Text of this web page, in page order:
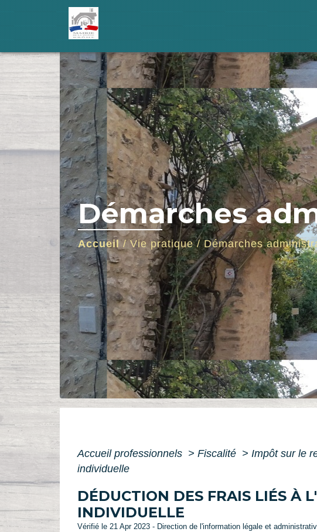
Démarches
Accueil/Vie pratique/Démarches
Accueil professionnels > Fiscalité > Impôt sur le
individuelle
DÉDUCTION DES FRAIS LIÉS À
INDIVIDUELLE
Vérifié le 21 Apr 2023 - Direction de l'information légale et